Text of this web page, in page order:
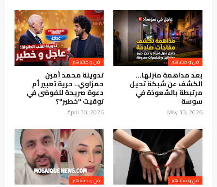
فن و مشاهير
بعد مداهمة منزلها…
الكشف عن شبكة تحيل
مرتبطة بالشعوذة في
سوسة
May 13, 2026
فن و مشاهير
تدوينة محمد أمين
حمزاوي.. حرية تعبير أم
دعوة صريحة للفوضى في
توقيت "خطير"؟
April 30, 2026
فن و مشاهير فن و مشاهير